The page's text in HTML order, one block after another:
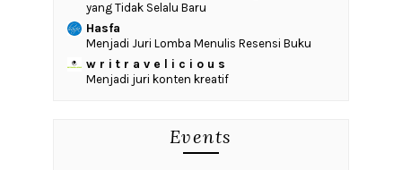
yang Tidak Selalu Baru
Hasfa
Menjadi Juri Lomba Menulis Resensi Buku
w r i t r a v e l i c i o u s
Menjadi juri konten kreatif
Events